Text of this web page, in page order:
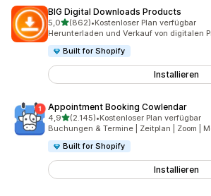
BIG Digital Downloads Products
5,0von 5 Sternen
(862)
862 Rezensionen insgesamt
•Kostenloser Plan verfügbar
Herunterladen und Verkauf von digitalen
Built for Shopify
Installieren
Appointment Booking Cowlendar
4,9von 5 Sternen
(2.145)
2145 Rezensionen insgesamt
•Kostenloser Plan verfügbar
Buchungen & Termine | Zeitplan | Zoom |
Built for Shopify
Installieren